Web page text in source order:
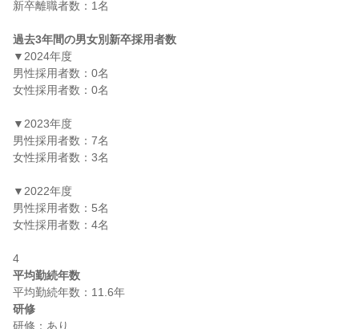
新卒離職者数：1名
過去3年間の男女別新卒採用者数
▼2024年度
男性採用者数：0名
女性採用者数：0名
▼2023年度
男性採用者数：7名
女性採用者数：3名
▼2022年度
男性採用者数：5名
女性採用者数：4名
平均勤続年数
研修
研修：あり